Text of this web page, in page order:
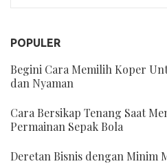
POPULER
Begini Cara Memilih Koper
dan Nyaman
Cara Bersikap Tenang Saat
Permainan Sepak Bola
Deretan Bisnis dengan Minim